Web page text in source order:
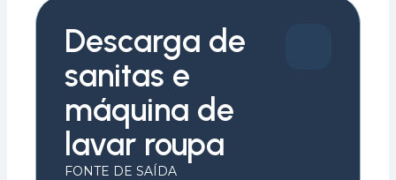
Descarga de
sanitas e
máquina de
lavar roupa
FONTE DE SAÍDA